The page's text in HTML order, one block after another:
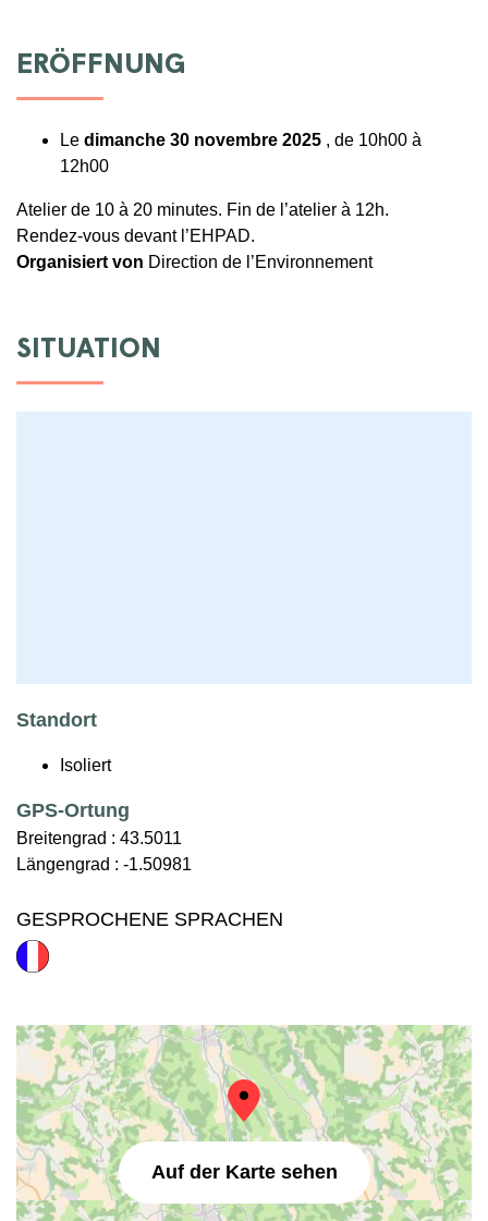
ERÖFFNUNG
Le dimanche 30 novembre 2025 , de 10h00 à
12h00
Atelier de 10 à 20 minutes. Fin de l’atelier à 12h.
Rendez-vous devant l’EHPAD.
Organisiert von Direction de l’Environnement
SITUATION
Standort
Isoliert
GPS-Ortung
Breitengrad : 43.5011
Längengrad : -1.50981
GESPROCHENE SPRACHEN
Auf der Karte sehen